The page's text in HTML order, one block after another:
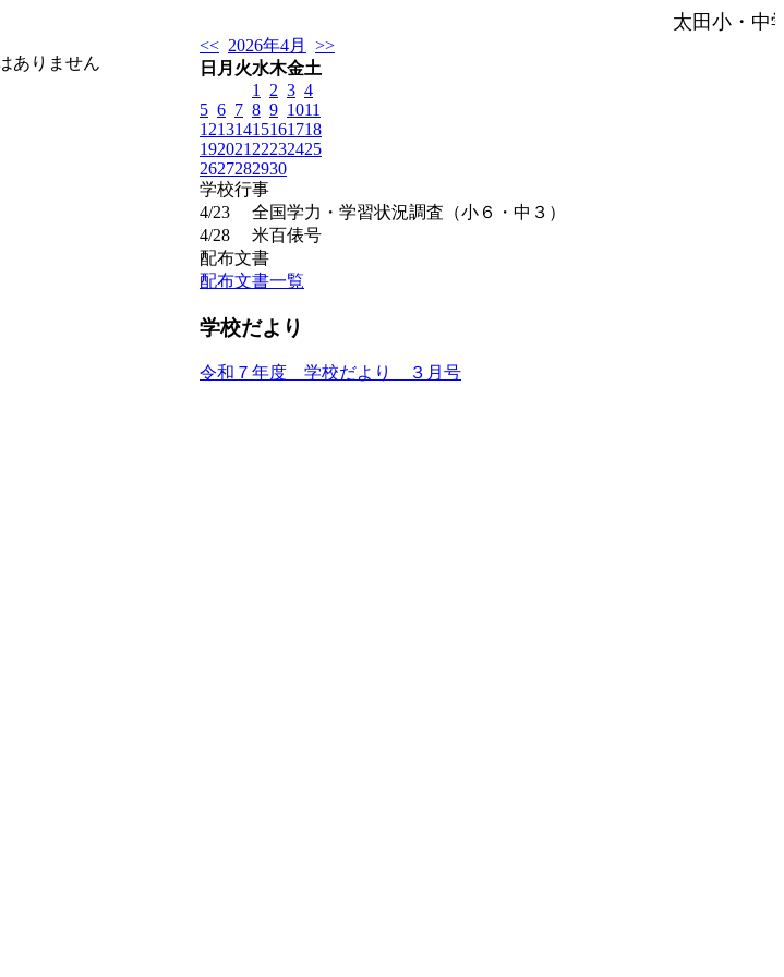
太田小・中
ありません
<< 2026年4月
>>
日 月 火水木金土
1
2 3 4
5 6 7 8 9 1011
12131415161718
192021 22232425
2627282930
学校行事
4/23
全国学力・学習状況調査（小６・中３）
4/28
米百俵号
配布文書
配布文書一覧
学校だより
令和７年度 学校だより ３月号